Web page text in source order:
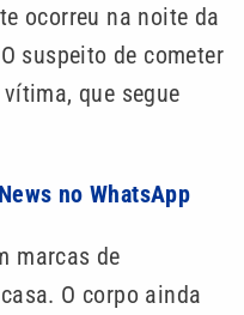
ocorreu na noite da
suspeito de cometer
que segue
no WhatsApp
marcas de
O corpo ainda